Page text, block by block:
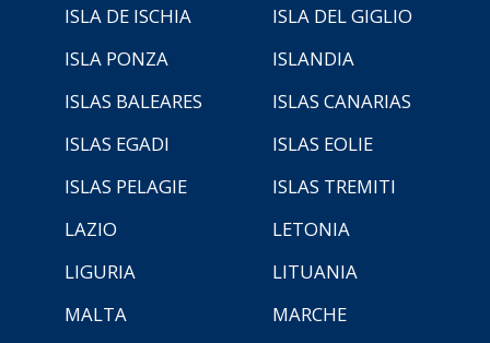
ISLA DE ISCHIA
ISLA DEL GIGLIO
ISLA PONZA
ISLANDIA
ISLAS BALEARES
ISLAS CANARIAS
ISLAS EGADI
ISLAS EOLIE
ISLAS PELAGIE
ISLAS TREMITI
LAZIO
LETONIA
LIGURIA
LITUANIA
MALTA
MARCHE